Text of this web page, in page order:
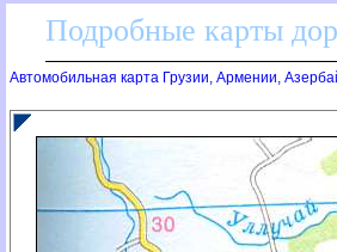
Подробные карты
Автомобильная карта Грузии, Армении,